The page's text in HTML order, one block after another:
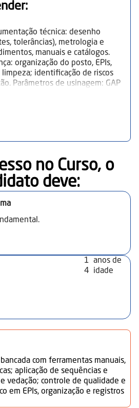
técnica: desenho
tolerâncias), metrologia e
manuais e catálogos.
organização do posto, EPIs,
limpeza; identificação de riscos
Parâmetros de usinagem: GAP
do corte. Eletrodos,
e monitoramento:
de referência,
usinagem e correções. Controle
instrumentos (paquímetro,
organização e conservação do
no Curso, o
deve:​
1
4
anos de
idade
com ferramentas manuais,
aplicação de sequências e
vedação; controle de qualidade e
em EPIs, organização e registros